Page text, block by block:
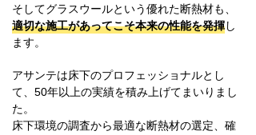
そしてグラスウールという優れた断熱材も、
適切な施工があってこそ本来の性能を発揮し
ます。
アサンテは床下のプロフェッショナルとし
て、50年以上の実績を積み上げてまいりまし
た。
床下環境の調査から最適な断熱材の選定、確